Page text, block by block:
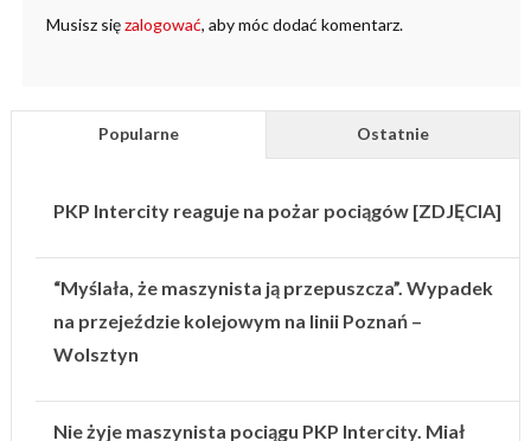
Musisz sięzalogować, aby móc dodać komentarz.
Popularne Ostatnie
PKP Intercity reaguje na pożar pociągów [ZDJĘCIA]
“Myślała, że maszynista ją przepuszcza”. Wypadek
na przejeździe kolejowym na linii Poznań –
Wolsztyn
Nie żyje maszynista pociągu PKP Intercity. Miał